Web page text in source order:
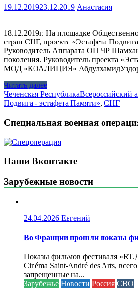
19.12.201923.12.2019 Анастасия
18.12.2019г. На площадке
стран СНГ, проекта «Эстафета
Руководитель Аппарата ОП ЧР Шамхан
поколения. Руководитель проекта
МОД «КОАЛИЦИЯ»
Читать далее
Чеченская РеспубликаВсероссийский
Подвига - эстафета Памяти», СНГ
Специальная военная
Наши Вконтакте
Зарубежные новости
24.04.2026 Евгений
Во Франции прошли показы
Показы фильмов фестиваля
Cinéma Saint-André des Arts,
запрещенные на...
Зарубежье Новости Россия СВО